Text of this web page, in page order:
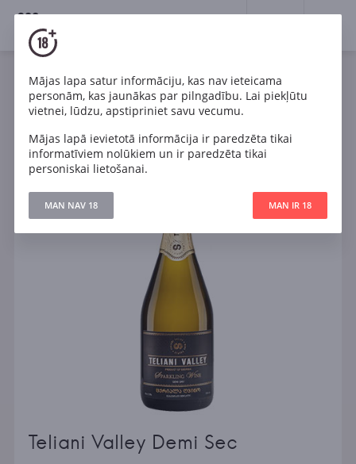
18+
Dzirkstošais Balts Daļēji sauss
Gruzija
Teliani Valley Demi Sec
Teliani Valley Demi Sec
Mājas lapa satur informāciju, kas nav ieteicama
personām, kas jaunākas par pilngadību. Lai piekļūtu
vietnei, lūdzu, apstipriniet savu vecumu.
Mājas lapā ievietotā informācija ir paredzēta tikai
informatīviem nolūkiem un ir paredzēta tikai
personiskai lietošanai.
MAN NAV 18 MAN IR 18